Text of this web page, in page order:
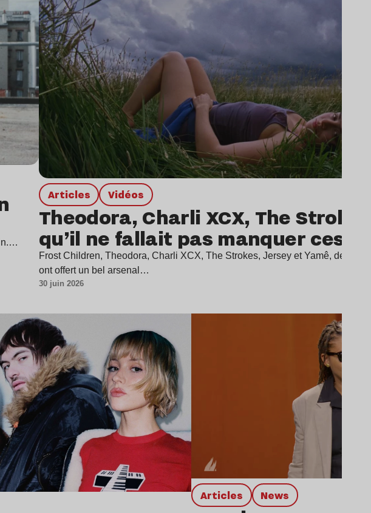
Articles Vidéos
Theodora, Charli XCX, The
qu’il ne fallait pas manquer ces
Frost Children, Theodora, Charli XCX, The Strokes, Jersey et Yamê, des
ont offert un bel arsenal…
30 juin 2026
Articles news
Lire l’article Lire l’article